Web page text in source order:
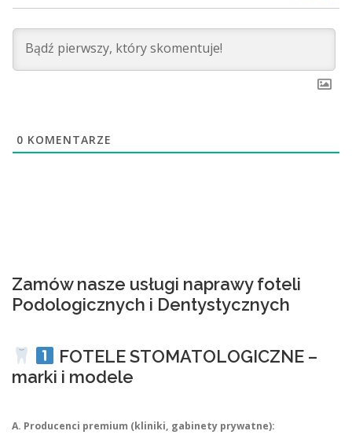
0 KOMENTARZE
Zamów nasze usługi naprawy foteli
Podologicznych i Dentystycznych
FOTELE STOMATOLOGICZNE –
marki i modele
A. Producenci premium (kliniki, gabinety prywatne):